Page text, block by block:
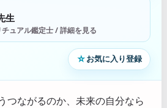
生
ュアル鑑定士 / 詳細を見る
☆お気に入り登録
つながるのか、未来の自分なら